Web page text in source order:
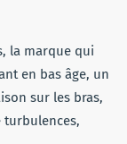
la marque qui
en bas âge, un
sur les bras,
turbulences,